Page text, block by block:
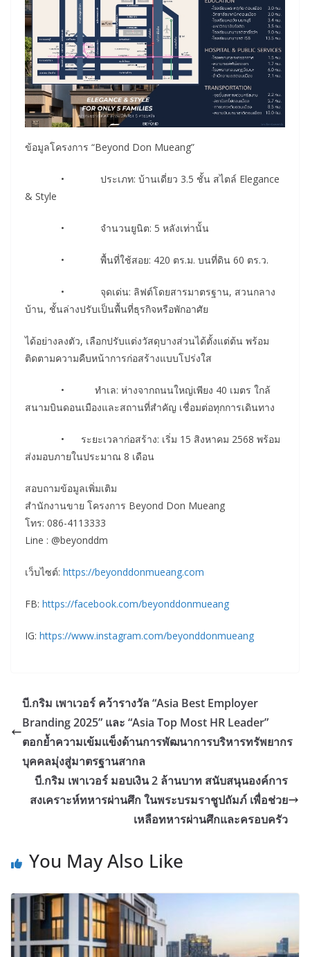
ข้อมูลโครงการ “Beyond Don Mueang”
• ประเภท: บ้านเดี่ยว 3.5 ชั้น สไตล์ Elegance
& Style
• จำนวนยูนิต: 5 หลังเท่านั้น
• พื้นที่ใช้สอย: 420 ตร.ม. บนที่ดิน 60 ตร.ว.
• จุดเด่น: ลิฟต์โดยสารมาตรฐาน, สวนกลาง
บ้าน, ชั้นล่างปรับเป็นพื้นที่ธุรกิจหรือพักอาศัย
ได้อย่างลงตัว, เลือกปรับแต่งวัสดุบางส่วนได้ตั้งแต่ต้น พร้อม
ติดตามความคืบหน้าการก่อสร้างแบบโปร่งใส
• ทำเล: ห่างจากถนนใหญ่เพียง 40 เมตร ใกล้
สนามบินดอนเมืองและสถานที่สำคัญ เชื่อมต่อทุกการเดินทาง
• ระยะเวลาก่อสร้าง: เริ่ม 15 สิงหาคม 2568 พร้อม
ส่งมอบภายในประมาณ 8 เดือน
สอบถามข้อมูลเพิ่มเติม
สำนักงานขาย โครงการ Beyond Don Mueang
โทร: 086-4113333
Line : @beyonddm
เว็บไซต์: https://beyonddonmueang.com
FB: https://facebook.com/beyonddonmueang
IG: https://www.instagram.com/beyonddonmueang
บี.กริม เพาเวอร์ คว้ารางวัล “Asia Best Employer
Branding 2025” และ “Asia Top Most HR Leader”
ตอกย้ำความเข้มแข็งด้านการพัฒนาการบริหารทรัพยากร
บุคคลมุ่งสู่มาตรฐานสากล
บี.กริม เพาเวอร์ มอบเงิน 2 ล้านบาท สนับสนุนองค์การ
สงเคราะห์ทหารผ่านศึก ในพระบรมราชูปถัมภ์ เพื่อช่วย
เหลือทหารผ่านศึกและครอบครัว
You May Also Like